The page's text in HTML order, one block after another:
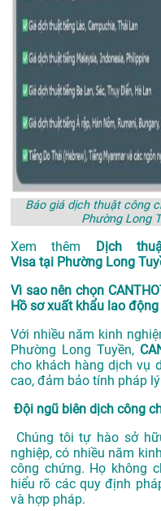
Báo giá dịch thuật công
Phường Long
Xem thêm
Dịch
Visa tại Phường Long
Vì sao nên chọn
Hồ sơ xuất khẩu lao
Với nhiều năm kinh
Phường Long Tuyền,
cho khách hàng dịch vụ
cao, đảm bảo tính pháp
Đội ngũ biên dịch công
Chúng tôi tự hào sở
nghiệp, có nhiều năm
công chứng. Họ không
hiểu rõ các quy định
và hợp pháp.